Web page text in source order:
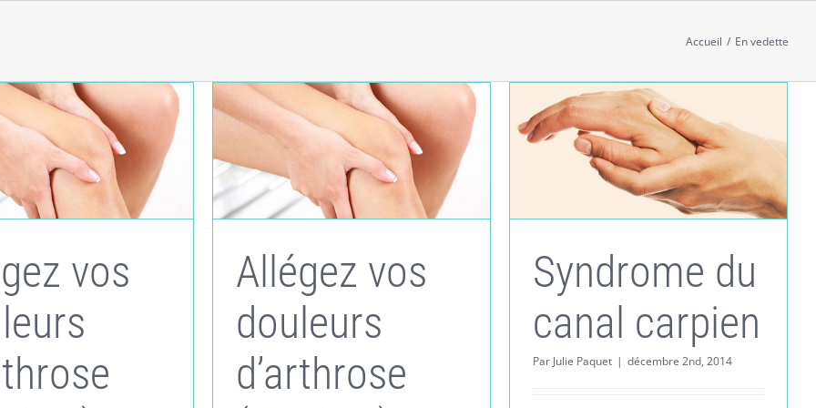
Accueil En vedette
vos
Allégez vos
douleurs
d’arthrose
Syndrome du
canal carpien
Par Julie Paquet | décembre 2nd, 2014